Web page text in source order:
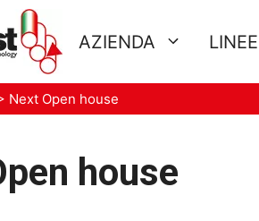
AZIENDA
Next Open house
house